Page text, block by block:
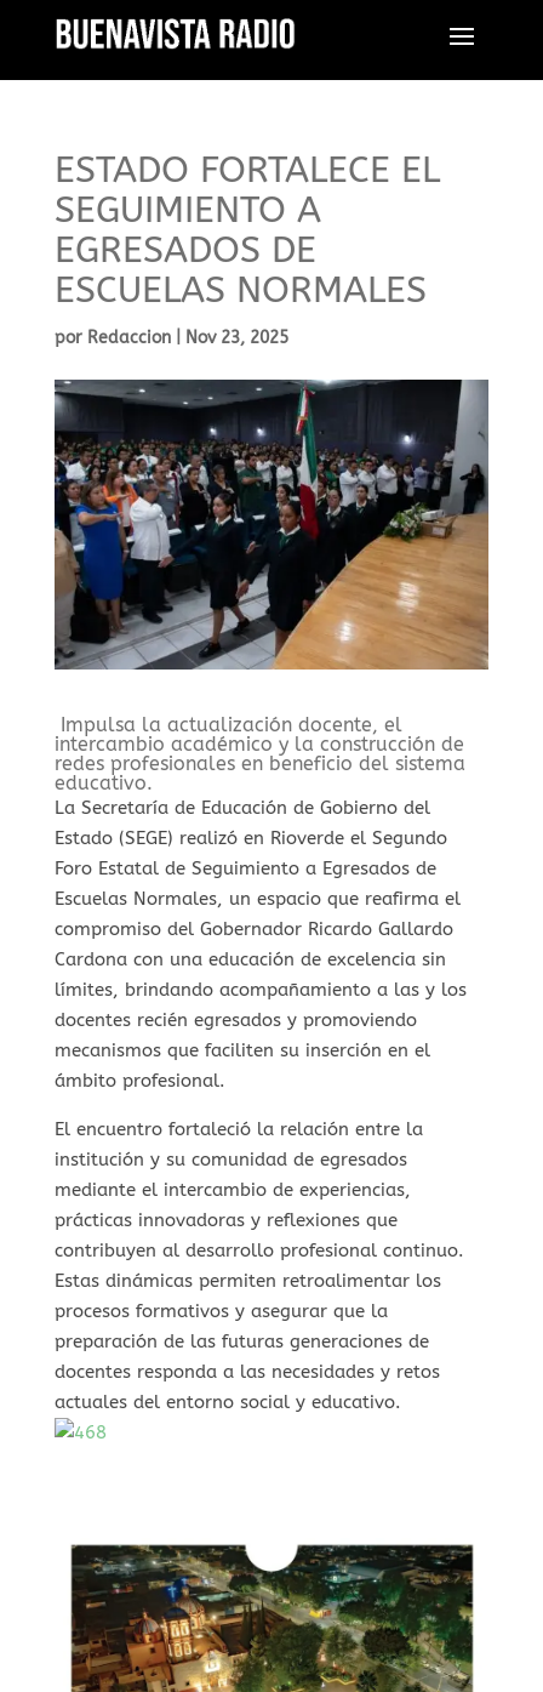
ESTADO FORTALECE EL
SEGUIMIENTO A
EGRESADOS DE
ESCUELAS NORMALES
por Redaccion| Nov 23, 2025
⁠ ⁠Impulsa la actualización docente, el
intercambio académico y la construcción de
redes profesionales en beneficio del sistema
educativo.
La Secretaría de Educación de Gobierno del
Estado (SEGE) realizó en Rioverde el Segundo
Foro Estatal de Seguimiento a Egresados de
Escuelas Normales, un espacio que reafirma el
compromiso del Gobernador Ricardo Gallardo
Cardona con una educación de excelencia sin
límites, brindando acompañamiento a las y los
docentes recién egresados y promoviendo
mecanismos que faciliten su inserción en el
ámbito profesional.
El encuentro fortaleció la relación entre la
institución y su comunidad de egresados
mediante el intercambio de experiencias,
prácticas innovadoras y reflexiones que
contribuyen al desarrollo profesional continuo.
Estas dinámicas permiten retroalimentar los
procesos formativos y asegurar que la
preparación de las futuras generaciones de
docentes responda a las necesidades y retos
actuales del entorno social y educativo.